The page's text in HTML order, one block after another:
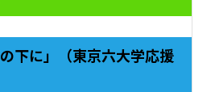
下に」（東京六大学応援